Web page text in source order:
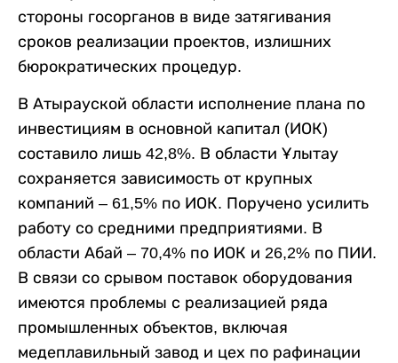
стороны госорганов в виде затягивания
сроков реализации проектов, излишних
бюрократических процедур.
В Атырауской области исполнение плана по
инвестициям в основной капитал (ИОК)
составило лишь 42,8%. В области Ұлытау
сохраняется зависимость от крупных
компаний – 61,5% по ИОК. Поручено усилить
работу со средними предприятиями. В
области Абай – 70,4% по ИОК и 26,2% по ПИИ.
В связи со срывом поставок оборудования
имеются проблемы с реализацией ряда
промышленных объектов, включая
медеплавильный завод и цех по рафинации